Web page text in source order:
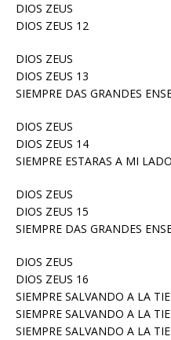
DIOS ZEUS
DIOS ZEUS 12
DIOS ZEUS
DIOS ZEUS 13
SIEMPRE DAS GRANDES
DIOS ZEUS
DIOS ZEUS 14
SIEMPRE ESTARAS A MI
DIOS ZEUS
DIOS ZEUS 15
SIEMPRE DAS GRANDES
DIOS ZEUS
DIOS ZEUS 16
SIEMPRE SALVANDO A LA
SIEMPRE SALVANDO A LA
SIEMPRE SALVANDO A LA